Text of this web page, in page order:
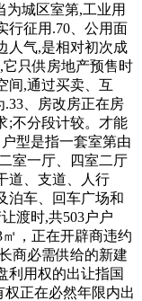
为城区室第,工业用
行征用.70、公用面
人气,是相对初次成
只供房地产预售时
间,通过买卖、互
、房改房正在房
;不分段计较。才能
型是指一套室第由
室一厅、四室二厅
道、支道、人行
泊车、回车广场和
渡时,共503户户
，正在开辟商违约
商必需供给的新建
利用权的出让指国
正在必然年限内出